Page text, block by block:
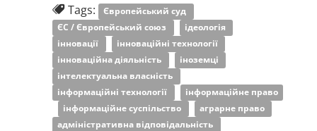
Tags: Європейський суд
ЄС / Європейський союз
ідеологія
інновації
інноваційні технології
інноваційна діяльність
іноземці
інтелектуальна власність
інформаційні технології
інформаційне право
інформаційне суспільство
аграрне право
адміністративна відповідальність